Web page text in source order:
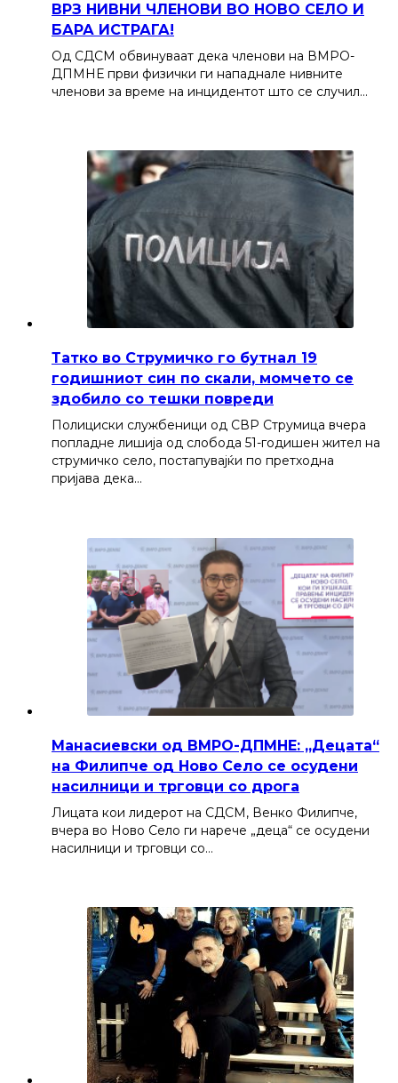
ВРЗ НИВНИ ЧЛЕНОВИ ВО НОВО СЕЛО И
БАРА ИСТРАГА!
Од СДСМ обвинуваат дека членови на ВМРО-
ДПМНЕ први физички ги нападнале нивните
членови за време на инцидентот што се случил…
Татко во Струмичко го бутнал 19
годишниот син по скали, момчето се
здобило со тешки повреди
Полициски службеници од СВР Струмица вчера
попладне лишија од слобода 51-годишен жител на
струмичко село, постапувајќи по претходна
пријава дека…
Манасиевски од ВМРО-ДПМНЕ: „Децата“
на Филипче од Ново Село се осудени
насилници и трговци со дрога
Лицата кои лидерот на СДСМ, Венко Филипче,
вчера во Ново Село ги нарече „деца“ се осудени
насилници и трговци со…